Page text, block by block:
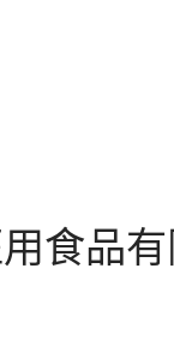
食品